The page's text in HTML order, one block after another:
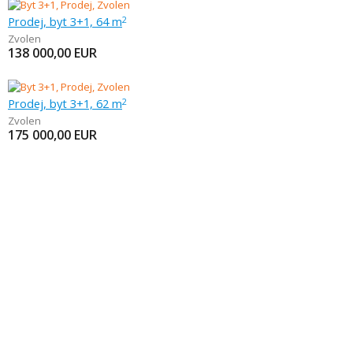
Prodej, byt 3+1, 64 m2
Zvolen
138 000,00 EUR
Prodej, byt 3+1, 62 m2
Zvolen
175 000,00 EUR